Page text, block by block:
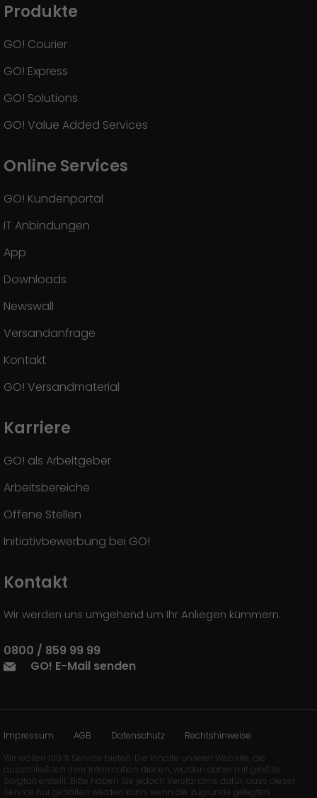
Produkte
GO! Courier
GO! Express
GO! Solutions
GO! Value Added Services
Online Services
GO! Kundenportal
IT Anbindungen
App
Downloads
Newswall
Versandanfrage
Kontakt
GO! Versandmaterial
Karriere
GO! als Arbeitgeber
Arbeitsbereiche
Offene Stellen
Initiativbewerbung bei GO!
Kontakt
Wir werden uns umgehend um Ihr Anliegen kümmern.
0800 / 859 99 99
GO! E-Mail senden
Impressum AGB Datenschutz
Rechtshinweise
Wir wollen 100 % Service bieten. Die Inhalte unserer Website, die
ausschließlich Ihrer Information dienen, wurden daher mit größter
Sorgfalt erstellt. Bitte haben Sie jedoch Verständnis dafür, dass dieser
Service nur gehalten werden kann, wenn die zugrunde gelegten